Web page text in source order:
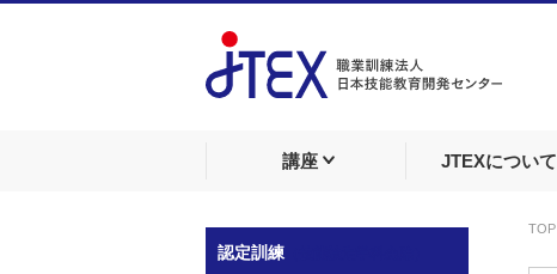
講座 JTEXについて
TOP
認定訓練